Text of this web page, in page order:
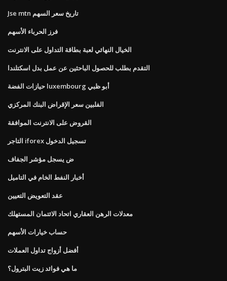
Jse mtn تاريخ سعر السهم
فرز الحرباء الأسهم
الخيال النهائي لعبة بطاقة التداول على الانترنت
التقدم بطلب للحصول الباحثين عن عمل بدل اسكتلندا
حيازات الفضة luxembourg أبو ظبي
الفلبين سعر الإقراض البنك المركزي
القروض على الانترنت الموافقة
التاجر iforex تسجيل الدخول
ض يسجل مؤشر الجفاف
أخبار النفط الخام في التاميل
عقد التعويض التعيين
معدلات الرهن العقاري اتحاد الائتمان المستهلك
حساب خيارات الأسهم
أفضل أزواج تداول العملات
ما هي فوائد زيت البترول؟